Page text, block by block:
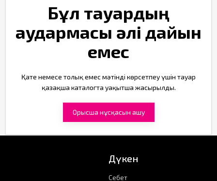
Бұл тауардың
аудармасы әлі дайын
емес
Қате немесе толық емес мәтінді көрсетпеу үшін тауар
қазақша каталогта уақытша жасырылды.
Орысша нұсқасын ашу
Дүкен
Себет